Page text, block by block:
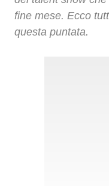
fine mese. Ecco
questa puntata.